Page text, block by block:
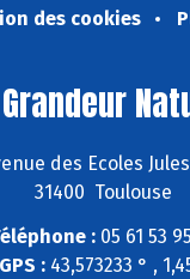
des cookies
Grandeur
des Ecoles
31400 Toulouse
:05 61 53
: 43,573233 ° ,